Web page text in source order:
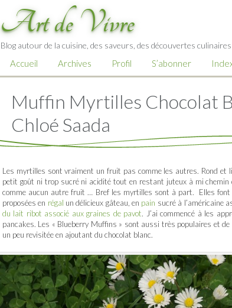
Art de Vivre
Blog autour de la cuisine, des saveurs, des découvertes
Accueil Archives Profil S’abonner
Muffin Myrtilles Chocolat
Chloé Saada
Les myrtilles sont vraiment un fruit pas comme les autres. Rond et
petit goût ni trop sucré ni acidité tout en restant juteux à mi chemin
comme aucun autre fruit … Bref les myrtilles sont à part. Elles font
proposées en régal un délicieux gâteau, en pain sucré à l’américaine
du lait ribot associé aux graines de pavot. J’ai commencé à les
pancakes. Les « Blueberry Muffins » sont aussi très populaires et de
un peu revisitée en ajoutant du chocolat blanc.